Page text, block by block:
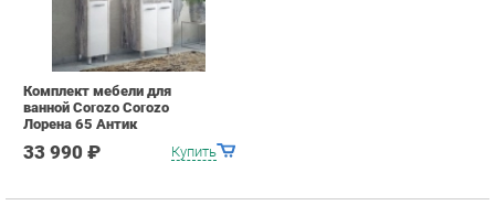
ПОХОЖИЕ ТОВАРЫ